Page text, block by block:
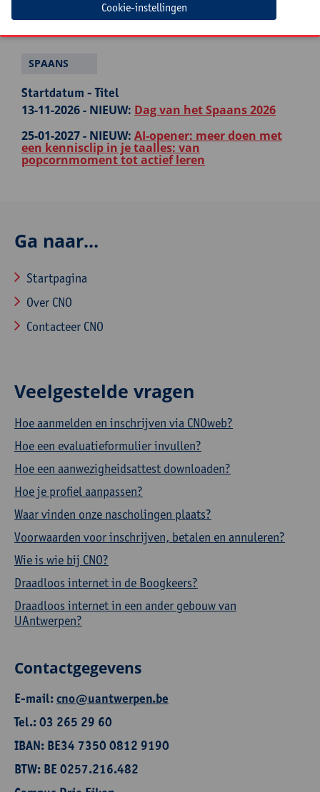
Taalzwakke leerlingen in je klas?
SPAANS
Startdatum - Titel
13-11-2026 - NIEUW: Dag van het Spaans 2026
25-01-2027 - NIEUW: AI-opener: meer doen met
een kennisclip in je taalles: van
popcornmoment tot actief leren
Ga naar...
Startpagina
Over CNO
Contacteer CNO
Veelgestelde vragen
Hoe aanmelden en inschrijven via CNOweb?
Hoe een evaluatieformulier invullen?
Hoe een aanwezigheidsattest downloaden?
Hoe je profiel aanpassen?
Waar vinden onze nascholingen plaats?
Voorwaarden voor inschrijven, betalen en annuleren?
Wie is wie bij CNO?
Draadloos internet in de Boogkeers?
Draadloos internet in een ander gebouw van
UAntwerpen?
Contactgegevens
E-mail:cno@uantwerpen.be
Tel.: 03 265 29 60
IBAN: BE34 7350 0812 9190
BTW: BE 0257.216.482
Cookie-instellingen